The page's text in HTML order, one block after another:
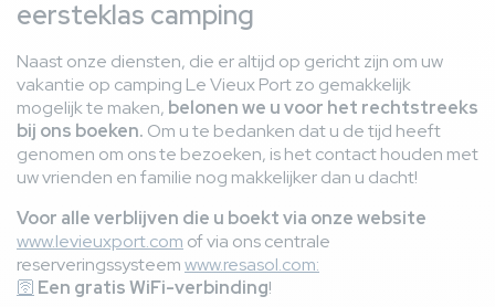
eersteklas camping
Naast onze diensten, die er altijd op gericht zijn om uw
vakantie op camping Le Vieux Port zo gemakkelijk
mogelijk te maken, belonen we u voor het rechtstreeks
bij ons boeken. Om u te bedanken dat u de tijd heeft
genomen om ons te bezoeken, is het contact houden met
uw vrienden en familie nog makkelijker dan u dacht!
Voor alle verblijven die u boekt via onze website
www.levieuxport.com of via ons centrale
reserveringssysteemwww.resasol.com:
🛜 Een gratis WiFi-verbinding!